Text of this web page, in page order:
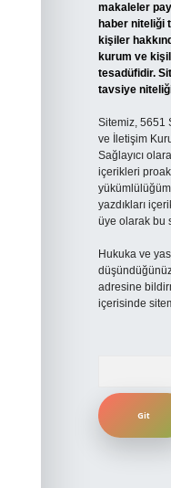
makaleler
haber niteliği
kişiler
kurum ve
tesadüfidir.
tavsiye
Sitemiz, 5651
ve İletişim
Sağlayıcı
içerikleri
yazdıkları
üye olarak bu
Hukuka ve
adresine
içerisinde